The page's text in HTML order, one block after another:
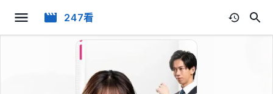
247看